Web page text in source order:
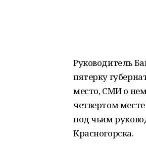
Руководитель
пятерку
место, СМИ о
четвертом
под чьим
Красногорска.